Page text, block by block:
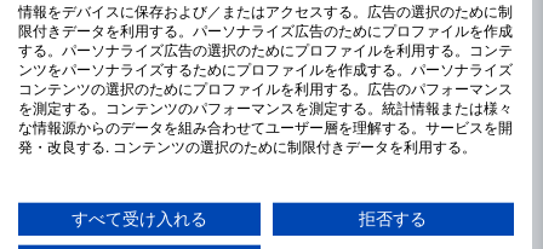
情報をデバイスに保存および／またはアクセスする。広告の選択のために制
限付きデータを利用する。パーソナライズ広告のためにプロファイルを作成
する。パーソナライズ広告の選択のためにプロファイルを利用する。コンテ
ンツをパーソナライズするためにプロファイルを作成する。パーソナライズ
コンテンツの選択のためにプロファイルを利用する。広告のパフォーマンス
を測定する。コンテンツのパフォーマンスを測定する。統計情報または様々
な情報源からのデータを組み合わせてユーザー層を理解する。サービスを開
発・改良する. コンテンツの選択のために制限付きデータを利用する。
データは欧州連合外で共有され、米国に送信される場合があります。
お客様の同意とcookieポリシーは、この Web サイト/アプリにのみ適用され
すべて受け入れる 拒否する